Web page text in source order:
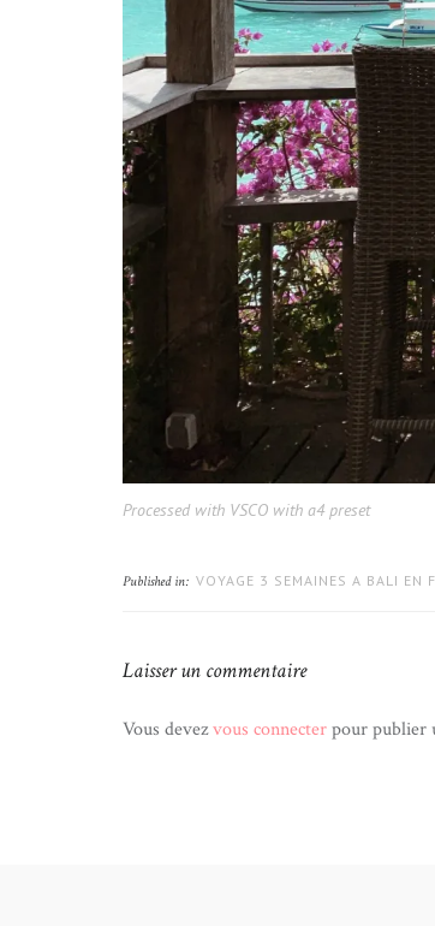
Processed with VSCO with a4 preset
Published in: VOYAGE 3 SEMAINES A BALI EN
Laisser un commentaire
Vous devezvous connecterpour publier